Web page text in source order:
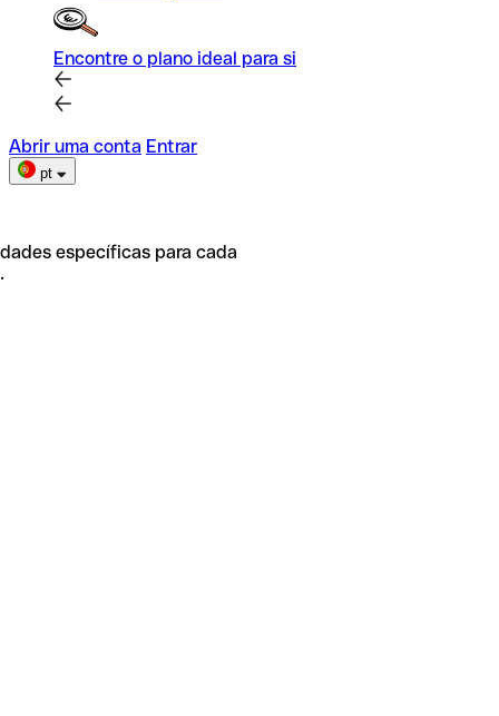
Encontre o plano ideal para si
Abrir uma conta Entrar
pt
específicas para cada